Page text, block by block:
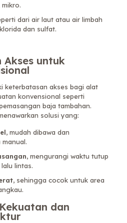
dari air laut atau air limbah
dan sulfat.
Akses untuk
keterbatasan akses bagi alat
konvensional seperti
baja tambahan.
solusi yang:
, mudah dibawa dan
, mengurangi waktu tutup
lintas.
, sehingga cocok untuk area
dan